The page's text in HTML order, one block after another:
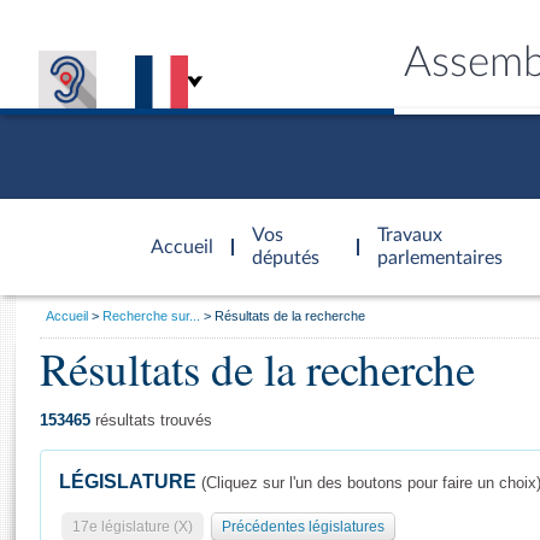
Accueil
d'accueil
Vos
députés
Travaux
parlementaires
Général
Vous
Accueil Recherche sur... Résultats de la recherche
Résultats de la recherche
153465 résultats trouvés
LÉGISLATURE (Cliquez sur l'un des boutons pour faire un choix)
17e législature (X) Précédentes législatures